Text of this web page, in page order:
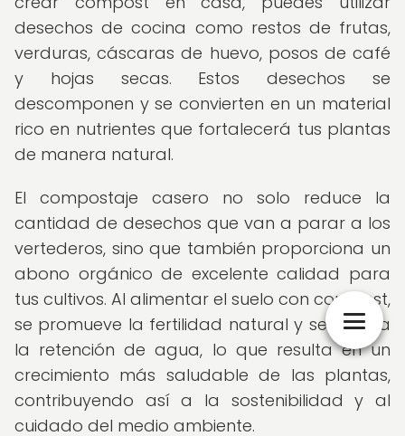
desechos de cocina como restos de frutas,
verduras, cáscaras de huevo, posos de café
y hojas secas. Estos desechos se
descomponen y se convierten en un material
rico en nutrientes que fortalecerá tus plantas
de manera natural.
El compostaje casero no solo reduce la
cantidad de desechos que van a parar a los
vertederos, sino que también proporciona un
abono orgánico de excelente calidad para
tus cultivos. Al alimentar el suelo con compost,
se promueve la fertilidad natural y se mejora
la retención de agua, lo que resulta en un
crecimiento más saludable de las plantas,
contribuyendo así a la sostenibilidad y al
cuidado del medio ambiente.